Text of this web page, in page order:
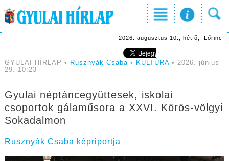
2026. augusztus 10., hétfő, Lőrinc
GYULAI HÍRLAP • Rusznyák Csaba• KULTÚRA• 2026. június
29. 10:23
Gyulai néptáncegyüttesek, iskolai
csoportok gálaműsora a XXVI. Körös-völgyi
Sokadalmon
Rusznyák Csaba képriportja